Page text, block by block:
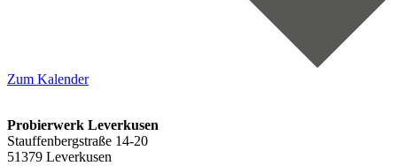
Zum Kalender
Probierwerk Leverkusen
Stauffenbergstraße 14-20
51379 Leverkusen